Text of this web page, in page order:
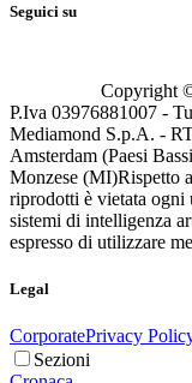
Seguici su
Copyright
P.Iva 03976881007 -
Mediamond S.p.A. -
Amsterdam (Paesi
Monzese (MI)Rispetto
riprodotti è vietata ogni
sistemi di intelligenza
espresso di utilizzare
Legal
CorporatePrivacy
Sezioni